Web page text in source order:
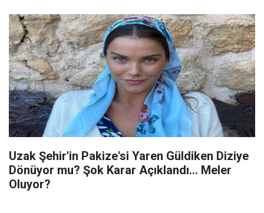
Uzak Şehir'in Pakize'si Yaren Güldiken Diziye
Dönüyor mu? Şok Karar Açıklandı... Meler
Oluyor?